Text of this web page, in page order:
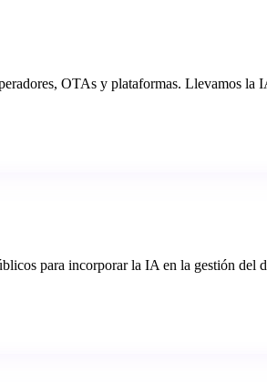
OTAs y plataformas. Llevamos
para incorporar la IA en la gestión